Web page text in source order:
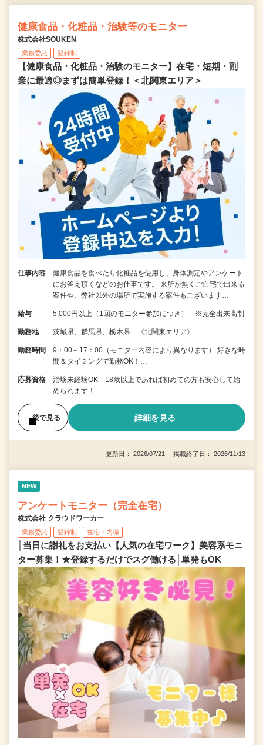
健康食品・化粧品・治験等のモニター
株式会社SOUKEN
業務委託 登録制
【健康食品・化粧品・治験のモニター】在宅・短期・副
業に最適◎まずは簡単登録！＜北関東エリア＞
仕事内容
健康食品を食べたり化粧品を使用し、身体測定やアンケート
にお答え頂くなどのお仕事です。 来所が無くご自宅で出来る
案件や、弊社以外の場所で実施する案件もございます…
給与 5,000円以上（1回のモニター参加につき） ※完全出来高制
勤務地 茨城県、群馬県、栃木県 《北関東エリア》
勤務時間
9：00～17：00（モニター内容により異なります） 好きな時
間＆タイミングで勤務OK！…
応募資格
治験未経験OK 18歳以上であれば初めての方も安心して始
められます！
後で見る 詳細を見る
更新日： 2026/07/21 掲載終了日： 2026/11/13
NEW
アンケートモニター（完全在宅）
株式会社 クラウドワーカー
業務委託 登録制 在宅・内職
│当日に謝礼をお支払い【人気の在宅ワーク】美容系モニ
ター募集！★登録するだけでスグ働ける│単発もOK